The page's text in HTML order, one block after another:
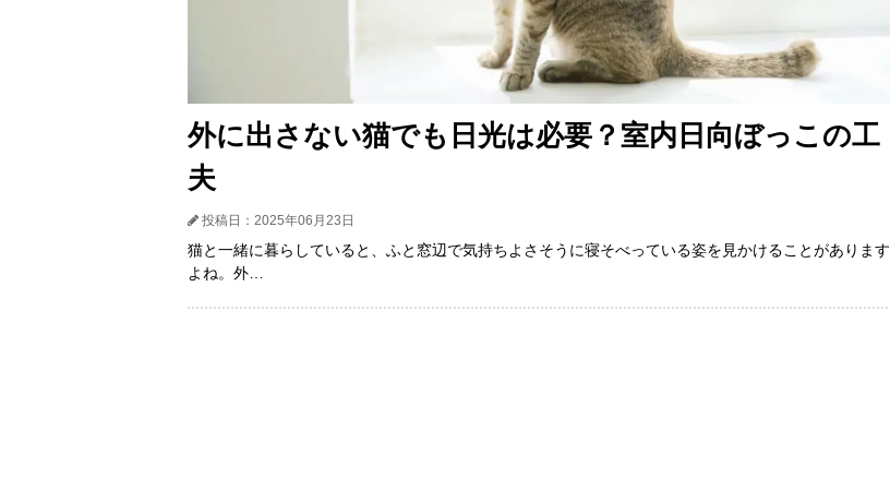
外に出さない猫でも日光は必要？室内日向ぼっこの工
夫
投稿日：2025年06月23日
猫と一緒に暮らしていると、ふと窓辺で気持ちよさそうに寝そべっている姿を見かけることがあります
よね。外…